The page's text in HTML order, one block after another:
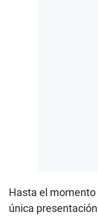
Hasta el momento
única